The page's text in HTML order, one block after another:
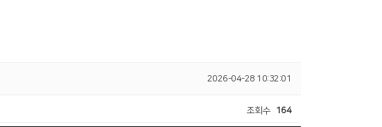
2026-04-28 10:32:01
조회수 164